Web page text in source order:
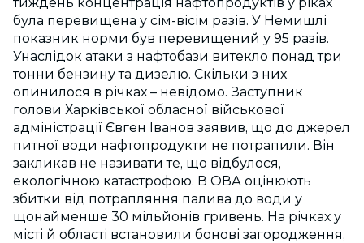
була перевищена у сім-вісім разів. У Немишлі
показник норми був перевищений у 95 разів.
Унаслідок атаки з нафтобази витекло понад три
тонни бензину та дизелю. Скільки з них
опинилося в річках – невідомо. Заступник
голови Харківської обласної військової
адміністрації Євген Іванов заявив, що до джерел
питної води нафтопродукти не потрапили. Він
закликав не називати те, що відбулося,
екологічною катастрофою. В ОВА оцінюють
збитки від потрапляння палива до води у
щонайменше 30 мільйонів гривень. На річках у
місті й області встановили бонові загородження,